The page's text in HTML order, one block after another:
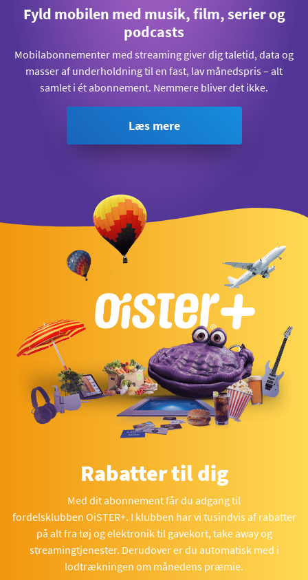
Fyld mobilen med musik, film, serier og
podcasts
Mobilabonnementer med streaming giver dig taletid, data og
masser af underholdning til en fast, lav månedspris – alt
samlet i ét abonnement. Nemmere bliver det ikke.
Læs mere
Rabatter til dig
Med dit abonnement får du adgang til
fordelsklubben OiSTER+. I klubben har vi tusindvis af rabatter
på alt fra tøj og elektronik til gavekort, take away og
streamingtjenester. Derudover er du automatisk med i
lodtrækningen om månedens præmie.